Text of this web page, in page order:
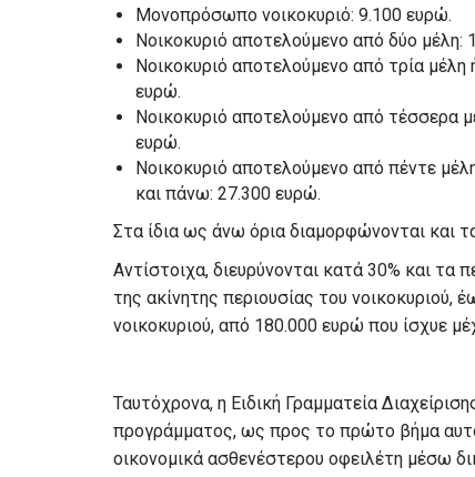
Μονοπρόσωπο νοικοκυριό: 9.100 ευρώ.
Νοικοκυριό αποτελούμενο από δύο μέλη:
Νοικοκυριό αποτελούμενο από τρία μέλη
ευρώ.
Νοικοκυριό αποτελούμενο από τέσσερα
ευρώ.
Νοικοκυριό αποτελούμενο από πέντε
και πάνω: 27.300 ευρώ.
Στα ίδια ως άνω όρια διαμορφώνονται και
Αντίστοιχα, διευρύνονται κατά 30% και τα
της ακίνητης περιουσίας του
νοικοκυριού, από 180.000 ευρώ που ίσχυε
Ταυτόχρονα, η Ειδική Γραμματεία
προγράμματος, ως προς το πρώτο βήμα
οικονομικά ασθενέστερου οφειλέτη μέσω